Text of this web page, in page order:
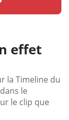
effet
la Timeline du
le
le clip que